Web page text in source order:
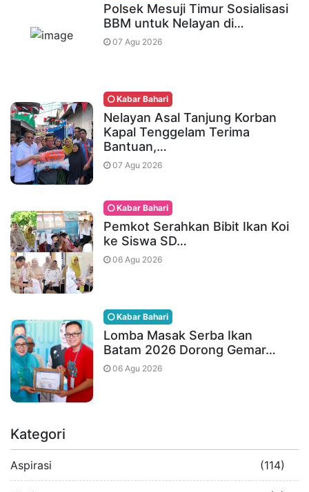
Polsek Mesuji Timur Sosialisasi
BBM untuk Nelayan di…
07 Agu 2026
Kabar Bahari
Nelayan Asal Tanjung Korban
Kapal Tenggelam Terima
Bantuan,…
07 Agu 2026
Kabar Bahari
Pemkot Serahkan Bibit Ikan Koi
ke Siswa SD…
06 Agu 2026
Kabar Bahari
Lomba Masak Serba Ikan
Batam 2026 Dorong Gemar…
06 Agu 2026
Kategori
Aspirasi (114)